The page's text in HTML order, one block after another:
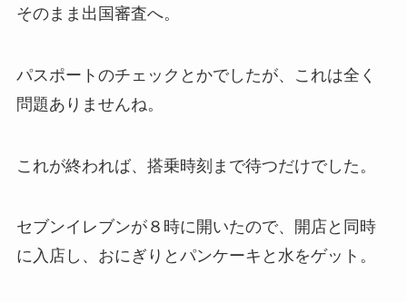
そのまま出国審査へ。
パスポートのチェックとかでしたが、これは全く
問題ありませんね。
これが終われば、搭乗時刻まで待つだけでした。
セブンイレブンが８時に開いたので、開店と同時
に入店し、おにぎりとパンケーキと水をゲット。